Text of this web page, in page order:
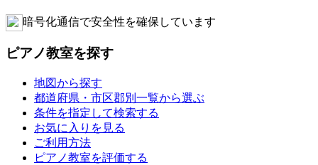
暗号化通信で安全性を確保しています
ピアノ教室を探す
地図から探す
都道府県・市区郡別一覧から選ぶ
条件を指定して検索する
お気に入りを見る
ご利用方法
ピアノ教室を評価する